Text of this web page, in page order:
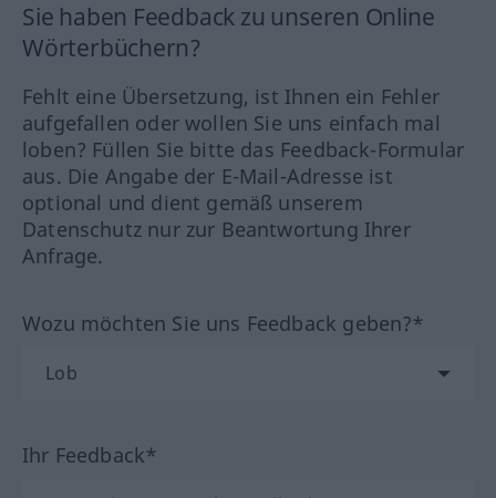
Sie haben Feedback zu unseren Online
Wörterbüchern?
Fehlt eine Übersetzung, ist Ihnen ein Fehler
aufgefallen oder wollen Sie uns einfach mal
loben? Füllen Sie bitte das Feedback-Formular
aus. Die Angabe der E-Mail-Adresse ist
optional und dient gemäß unserem
Datenschutz nur zur Beantwortung Ihrer
Anfrage.
Wozu möchten Sie uns Feedback geben?*
Ihr Feedback*